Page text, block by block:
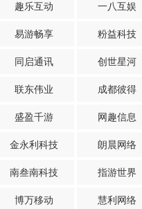
趣乐互动 一八互娱
易游畅享 粉益科技
同启通讯 创世星河
联东伟业 成都彼得
盛盈千游 网趣信息
金永利科技 朗晨网络
南叁南科技 指游世界
博万移动 慧利网络